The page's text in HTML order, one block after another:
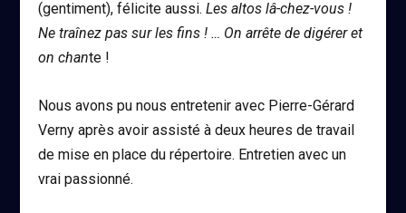
(gentiment), félicite aussi.Les altos lâ-chez-vous !
Ne traînez pas sur les fins ! … On arrête de digérer et
on chante !
Nous avons pu nous entretenir avec Pierre-Gérard
Verny après avoir assisté à deux heures de travail
de mise en place du répertoire. Entretien avec un
vrai passionné.